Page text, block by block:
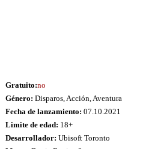
Gratuito:no
Género: Disparos, Acción, Aventura
Fecha de lanzamiento: 07.10.2021
Limite de edad: 18+
Desarrollador: Ubisoft Toronto